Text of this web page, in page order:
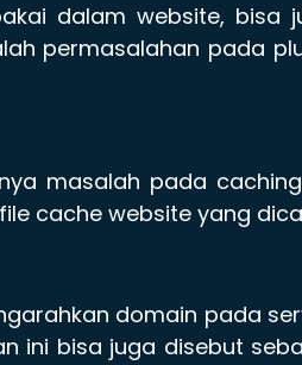
dalam website, bisa
permasalahan pada
masalah pada
cache website yang
domain pada
ini bisa juga disebut